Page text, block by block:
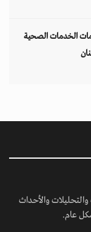
الخدمات الصحية
والأحداث
عام.